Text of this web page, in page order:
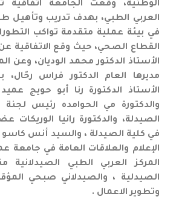
الوطنية، وقّعت الجامعة اتفاقية
العربي الطبي، بهدف تدريب وتأهيل
في بيئة عملية متقدمة تواكب
القطاع الصحي، حيث وقع الاتفاقية
الأستاذ الدكتور محمد الوديان، وعن
مديرها العام الدكتور فراس
الأستاذ الدكتورة رنا أبو حويج
والدكتورة مي الحوامده رئيس لجنة
الصيدلة، والدكتورة رانيا الوريكات
في كلية الصيدلة ، والسيد أنس كاسو
الإعلام والعلاقات العامة في جامعة
المركز العربي الطبي الصيدلانية
الصيدلية ، والصيدلاني صبحي
وتطوير الاعمال .